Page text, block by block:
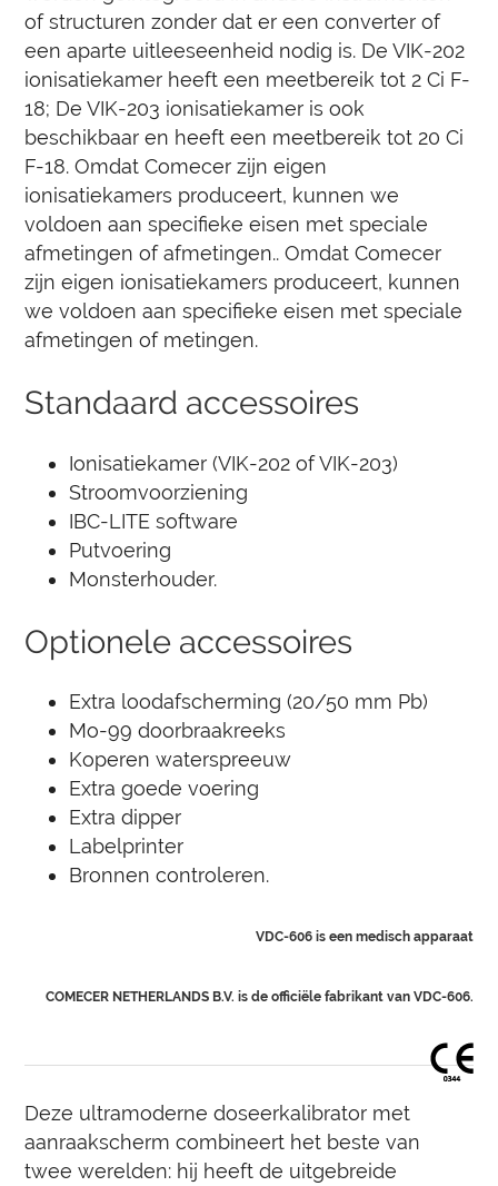
of structuren zonder dat er een converter of
een aparte uitleeseenheid nodig is. De VIK-202
ionisatiekamer heeft een meetbereik tot 2 Ci F-
18; De VIK-203 ionisatiekamer is ook
beschikbaar en heeft een meetbereik tot 20 Ci
F-18. Omdat Comecer zijn eigen
ionisatiekamers produceert, kunnen we
voldoen aan specifieke eisen met speciale
afmetingen of afmetingen.. Omdat Comecer
zijn eigen ionisatiekamers produceert, kunnen
we voldoen aan specifieke eisen met speciale
afmetingen of metingen.
Standaard accessoires
Ionisatiekamer (VIK-202 of VIK-203)
Stroomvoorziening
IBC-LITE software
Putvoering
Monsterhouder.
Optionele accessoires
Extra loodafscherming (20/50 mm Pb)
Mo-99 doorbraakreeks
Koperen waterspreeuw
Extra goede voering
Extra dipper
Labelprinter
Bronnen controleren.
VDC-606 is een medisch apparaat
COMECER NETHERLANDS B.V. is de officiële fabrikant van VDC-606.
Deze ultramoderne doseerkalibrator met
aanraakscherm combineert het beste van
twee werelden: hij heeft de uitgebreide